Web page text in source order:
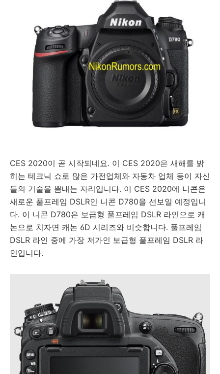
CES 2020이 곧 시작되네요. 이 CES 2020은 새해를 밝
히는 테크닉 쇼로 많은 가전업체와 자동차 업체 등이 자신
들의 기술을 뽐내는 자리입니다. 이 CES 2020에 니콘은
새로운 풀프레임 DSLR인 니콘 D780을 선보일 예정입니
다. 이 니콘 D780은 보급형 풀프레임 DSLR 라인으로 캐
논으로 치자면 캐논 6D 시리즈와 비슷합니다. 풀프레임
DSLR 라인 중에 가장 저가인 보급형 풀프레임 DSLR 라
인입니다.